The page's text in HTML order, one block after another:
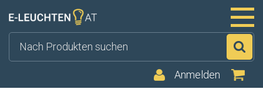
Anmelden